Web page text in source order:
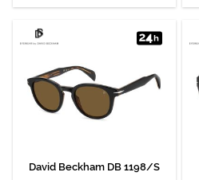
David Beckham DB 1198/S